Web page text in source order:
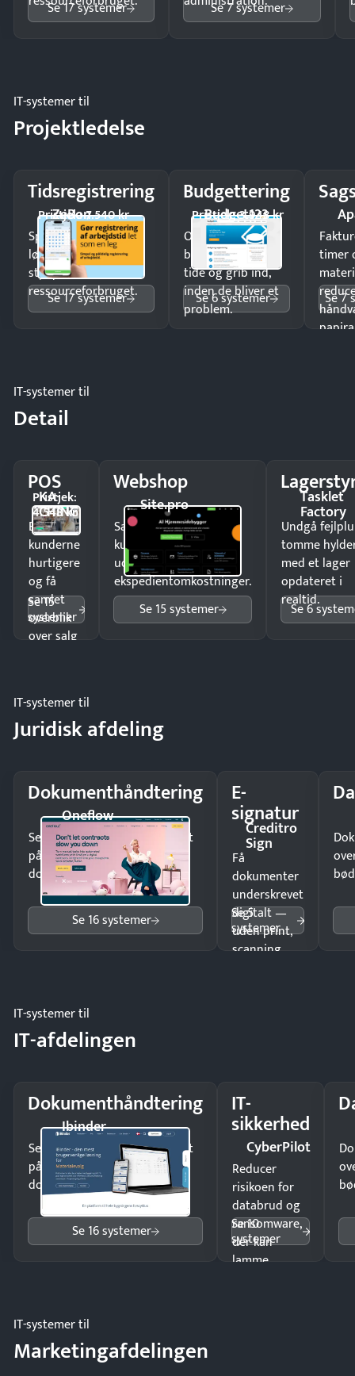
Se 17 systemer Se 7 systemer
IT-systemer til
Projektledelse
Tidsregistrering
ZeBon
Pristjek: 7.540 kr
Spar tid på
lønberegning og få
styr på
ressourceforbruget.
Se 17 systemer
Budgettering
Budget123
Pristjek: 3.948 kr
Opdag
budgetafvigelser i
tide og grib ind,
inden de bliver et
problem.
Se 6 systemer
timer
Se 7
IT-systemer til
Detail
POS
KA-
CHING
Pristjek:
4.548 kr
Ekspedér
kunderne
hurtigere
og få
samlet
overblik
over salg
Se 15
systemer
Webshop
Site.pro
Sælg produkter 24/7 til
kunder i hele landet
uden
ekspedientomkostninger.
Se 15 systemer
Tasklet
Factory
Undgå
tomme
med et lager
opdateret i
realtid.
Se 6
IT-systemer til
Juridisk afdeling
Dokumenthåndtering
Oneflow
Send kontrakter til underskrift
på minutter og mist ingen
dokumenter.
Se 16 systemer
E-
signatur
Creditro
Sign
Få
dokumenter
underskrevet
digitalt —
uden print,
scanning
Se 5
systemer
IT-systemer til
IT-afdelingen
Dokumenthåndtering
Ibinder
Send kontrakter til underskrift
på minutter og mist ingen
dokumenter.
Se 16 systemer
IT-
sikkerhed
CyberPilot
Reducer
risikoen for
databrud og
ransomware,
der kan
lamme
Se 10
systemer
IT-systemer til
Marketingafdelingen